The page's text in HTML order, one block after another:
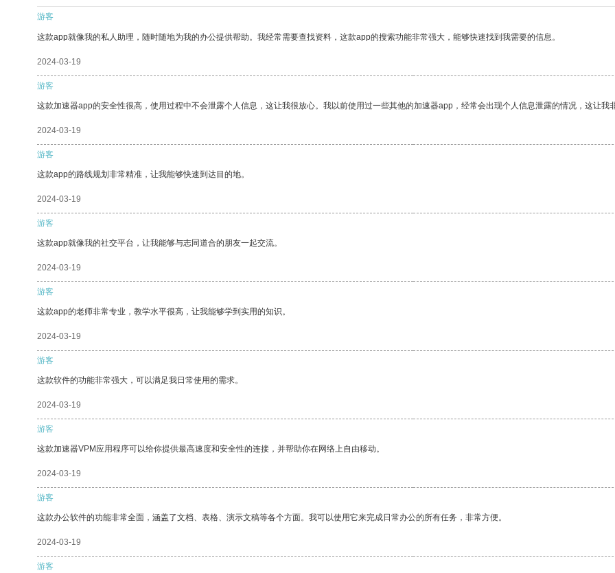
游客
这款app就像我的私人助理，随时随地为我的办公提供帮助。我经常需要查找资料，这款app的搜索功能非常强大，能够快速找到我需要的信息。
2024-03-19
游客
这款加速器app的安全性很高，使用过程中不会泄露个人信息，这让我很放心。我以前使用过一些其他的加速器app，经常会出现个人信息泄露的情况，这让我
2024-03-19
游客
这款app的路线规划非常精准，让我能够快速到达目的地。
2024-03-19
游客
这款app就像我的社交平台，让我能够与志同道合的朋友一起交流。
2024-03-19
游客
这款app的老师非常专业，教学水平很高，让我能够学到实用的知识。
2024-03-19
游客
这款软件的功能非常强大，可以满足我日常使用的需求。
2024-03-19
游客
这款加速器VPM应用程序可以给你提供最高速度和安全性的连接，并帮助你在网络上自由移动。
2024-03-19
游客
这款办公软件的功能非常全面，涵盖了文档、表格、演示文稿等各个方面。我可以使用它来完成日常办公的所有任务，非常方便。
2024-03-19
游客